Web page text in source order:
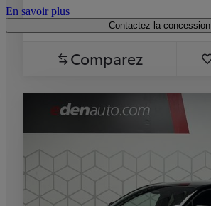
En savoir plus
Contactez la concession
Comparez